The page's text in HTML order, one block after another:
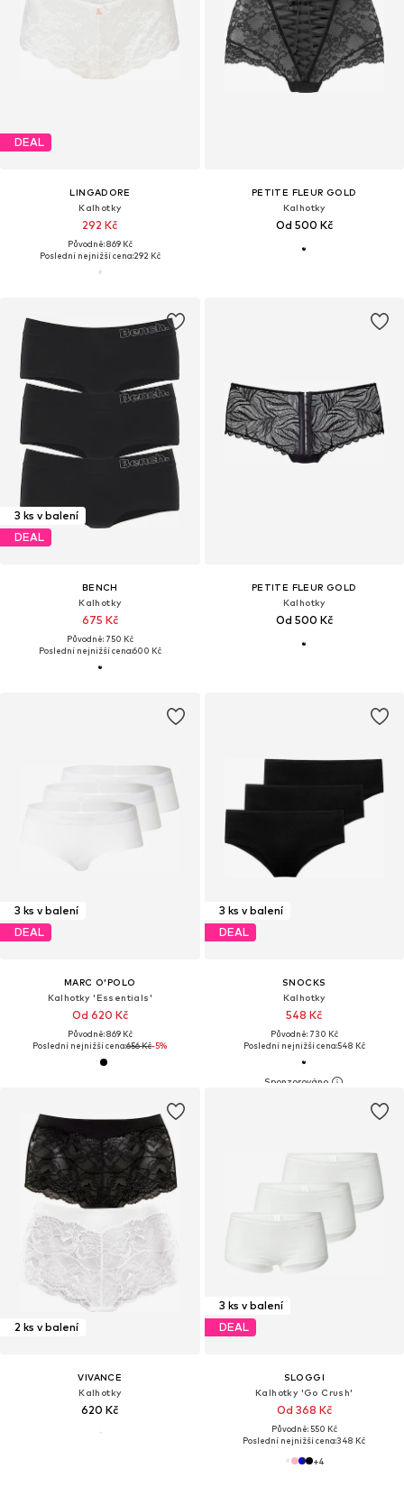
DEAL
LINGADORE
Kalhotky
292 Kč
Původně: 869 Kč
Poslední nejnižší cena:292 Kč
PETITE FLEUR GOLD
Kalhotky
Od 500 Kč
3 ks v balení
DEAL
BENCH
Kalhotky
675 Kč
Původně: 750 Kč
Poslední nejnižší cena:600 Kč
PETITE FLEUR GOLD
Kalhotky
Od 500 Kč
3 ks v balení
DEAL
MARC O'POLO
Kalhotky 'Essentials'
Od 620 Kč
Původně: 869 Kč
Poslední nejnižší cena:656 Kč-5%
3 ks v balení
DEAL
SNOCKS
Kalhotky
548 Kč
Původně: 730 Kč
Poslední nejnižší cena:548 Kč
2 ks v balení
VIVANCE
Kalhotky
620 Kč
3 ks v balení
DEAL
SLOGGI
Kalhotky 'Go Crush'
Od 368 Kč
Původně: 550 Kč
Poslední nejnižší cena:348 Kč
+4